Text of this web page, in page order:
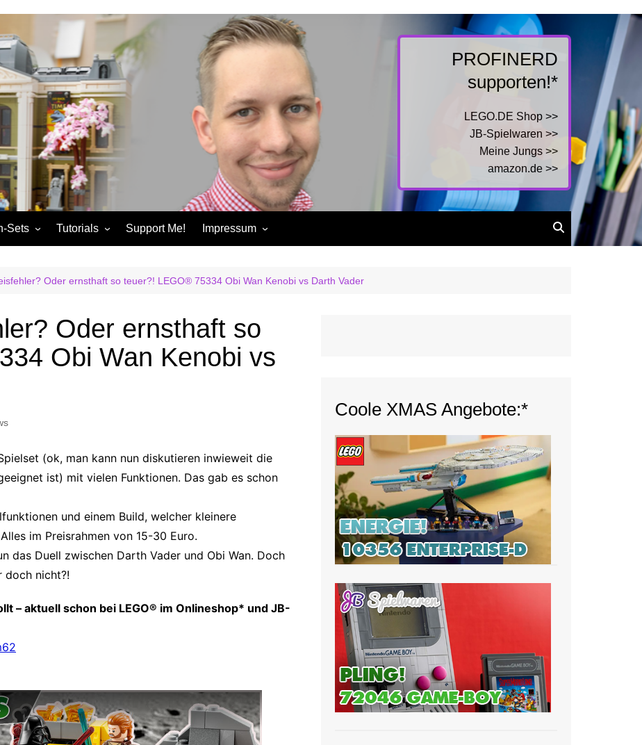
PROFINERD
supporten!*
LEGO.DE Shop >>
JB-Spielwaren >>
Meine Jungs >>
amazon.de >>
Sets Tutorials
Pybricks Tutorials
Support Me! Impressum
AGB
Oder ernsthaft so teuer?! LEGO® 75334 Obi Wan Kenobi vs Darth Vader
Oder ernsthaft so
Obi Wan Kenobi vs
(ok, man kann nun diskutieren inwieweit die
ist) mit vielen Funktionen. Das gab es schon
und einem Build, welcher kleinere
im Preisrahmen von 15-30 Euro.
das Duell zwischen Darth Vader und Obi Wan. Doch
doch nicht?!
– aktuell schon bei LEGO® im Onlineshop* und JB-
Coole XMAS Angebote:*